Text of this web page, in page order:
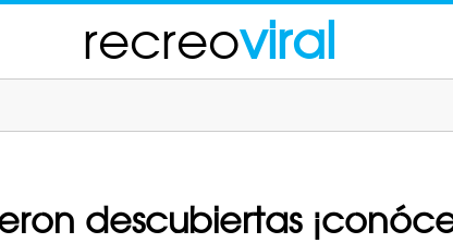
recreoviral
descubiertas